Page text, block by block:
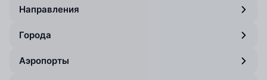
Направления
Города
Аэропорты